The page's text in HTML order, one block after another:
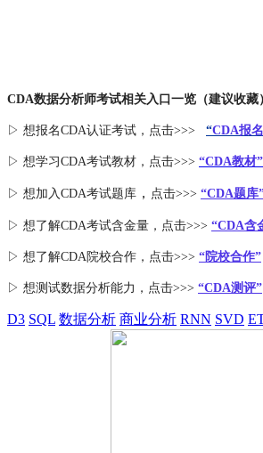
CDA数据分析师考试相关入口一览（建议收藏
▷ 想报名CDA认证考试，点击>>> “CDA报名
▷ 想学习CDA考试教材，点击>>> “CDA教材”
▷ 想加入CDA考试题库 ， 点击>>> “CDA题库
▷ 想了解CDA考试含金量 ，点击>>> “CDA含
▷ 想了解CDA院校合作 ，点击>>> “院校合作”
▷ 想测试数据分析能力，点击>>> “CDA测评”
D3 SQL 数据分析 商业分析 RNN SVD